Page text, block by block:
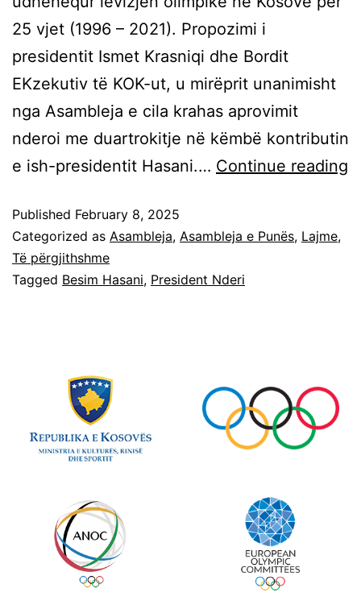
25 vjet (1996 – 2021). Propozimi i
presidentit Ismet Krasniqi dhe Bordit
EKzekutiv të KOK-ut, u mirëprit unanimisht
nga Asambleja e cila krahas aprovimit
nderoi me duartrokitje në këmbë kontributin
e ish-presidentit Hasani.… Continue reading
Published February 8, 2025
Categorized as Asambleja, Asambleja e Punës, Lajme,
Të përgjithshme
Tagged Besim Hasani, President Nderi